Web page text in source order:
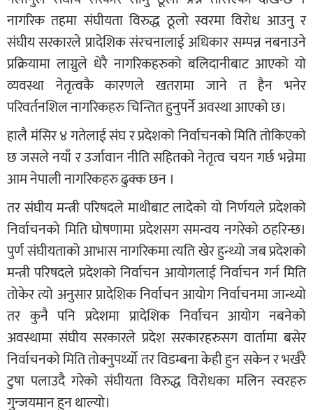
नागरिक तहमा संघीयता विरुद्ध ठूलो स्वरमा विरोध आउनु र
संघीय सरकारले प्रादेशिक संरचनालाई अधिकार सम्पन्न नबनाउने
प्रक्रियामा लाग्नुले धेरै नागरिकहरुको बलिदानीबाट आएको यो
व्यवस्था नेतृत्वकै कारणले खतरामा जाने त हैन भनेर
परिवर्तनशिल नागरिकहरु चिन्तित हुनुपर्ने अवस्था आएको छ।
हालै मंसिर ४ गतेलाई संघ र प्रदेशको निर्वाचनको मिति तोकिएको
छ जसले नयाँ र उर्जावान नीति सहितको नेतृत्व चयन गर्छ भन्नेमा
आम नेपाली नागरिकहरु ढुक्क छन ।
तर संघीय मन्त्री परिषदले माथीबाट लादेको यो निर्णयले प्रदेशको
निर्वाचनको मिति घोषणामा प्रदेशसग समन्वय नगरेको ठहरिन्छ।
पुर्ण संघीयताको आभास नागरिकमा त्यति खेर हुन्थ्यो जब प्रदेशको
मन्त्री परिषदले प्रदेशको निर्वाचन आयोगलाई निर्वाचन गर्न मिति
तोकेर त्यो अनुसार प्रादेशिक निर्वाचन आयोग निर्वाचनमा जान्थ्यो
तर कुनै पनि प्रदेशमा प्रादेशिक निर्वाचन आयोग नबनेको
अवस्थामा संघीय सरकारले प्रदेश सरकारहरुसग वार्तामा बसेर
निर्वाचनको मिति तोक्नुपर्थ्यो तर विडम्बना केही हुन सकेन र भर्खरै
टुषा पलाउदै गरेको संघीयता विरुद्ध विरोधका मलिन स्वरहरु
गुन्जयमान हुन थाल्यो।